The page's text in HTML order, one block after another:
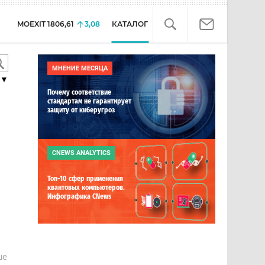
MOEXIT 1806,61 3,08 КАТАЛОГ
▼
МНЕНИЕ МЕСЯЦА
Почему соответствие
стандартам не гарантирует
защиту от киберугроз
CNEWS ANALYTICS
Топ-10 сфер применения
квантовых компьютеров.
Инфографика CNews